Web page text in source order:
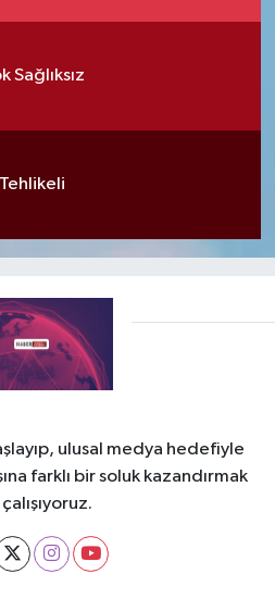
Sağlıksız
Tehlikeli
ulusal medya hedefiyle
farklı bir soluk kazandırmak